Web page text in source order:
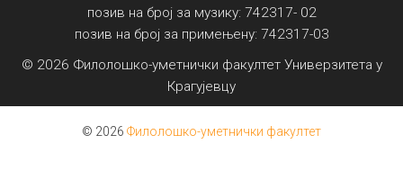
позив на број за музику: 742317- 02
позив на број за примењену: 742317-03
© 2026 Филолошко-уметнички факултет Универзитета у
Крагујевцу
© 2026 Филолошко-уметнички факултет